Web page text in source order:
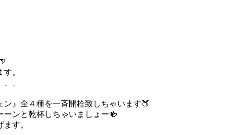
。
、
』全４種を一斉開栓致しちゃいます🍑
ンと乾杯しちゃいましょー🍻
す。